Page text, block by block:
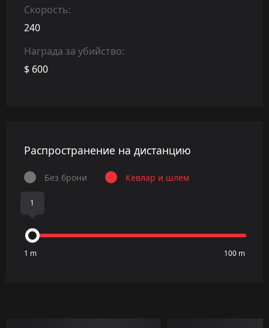
Скорость:
240
Награда за убийство:
$ 600
Распространение на дистанцию
Без брони Кевлар и шлем
1
1 m 100 m